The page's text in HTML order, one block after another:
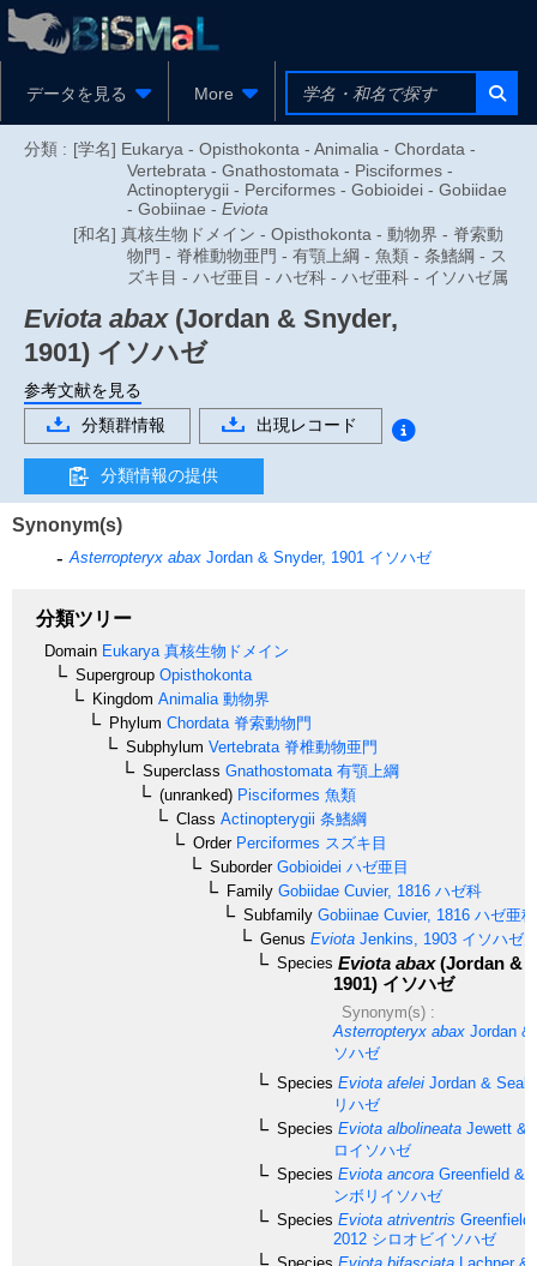
データを見る More
分類 : [学名] Eukarya - Opisthokonta - Animalia - Chordata -
Vertebrata - Gnathostomata - Pisciformes -
Actinopterygii - Perciformes - Gobioidei - Gobiidae
- Gobiinae - Eviota
[和名] 真核生物ドメイン - Opisthokonta - 動物界 - 脊索動
物門 - 脊椎動物亜門 - 有顎上綱 - 魚類 - 条鰭綱 - ス
ズキ目 - ハゼ亜目 - ハゼ科 - ハゼ亜科 - イソハゼ属
Eviota abax(Jordan & Snyder,
1901) イソハゼ
参考文献を見る
分類群情報
出現レコード
分類情報の提供
Synonym(s)
Asterropteryx abax Jordan & Snyder, 1901 イソハゼ
分類ツリー
Domain Eukarya 真核生物ドメイン
Supergroup Opisthokonta
Kingdom Animalia 動物界
Phylum Chordata 脊索動物門
Subphylum Vertebrata 脊椎動物亜門
Superclass Gnathostomata 有顎上綱
(unranked) Pisciformes 魚類
Class Actinopterygii 条鰭綱
OrderPerciformes スズキ目
SuborderGobioidei ハゼ亜目
Family Gobiidae Cuvier, 1816 ハゼ科
Subfamily Gobiinae Cuvier, 1816 ハゼ亜科
Genus Eviota Jenkins, 1903 イソハゼ
Species Eviota abax(Jordan &
1901) イソハゼ
Synonym(s) :
Asterropteryx abax Jordan &
ソハゼ
Species Eviota afelei Jordan &
リハゼ
Species Eviota albolineata Jewett &
ロイソハゼ
Species Eviota ancora Greenfield &
ンボリイソハゼ
Species Eviota atriventris
2012 シロオビイソハゼ